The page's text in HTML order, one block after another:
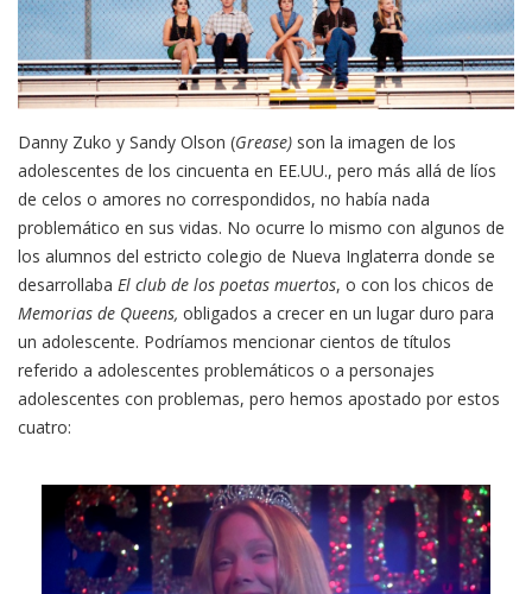
Danny Zuko y Sandy Olson (Grease) son la imagen de los
adolescentes de los cincuenta en EE.UU., pero más allá de líos
de celos o amores no correspondidos, no había nada
problemático en sus vidas. No ocurre lo mismo con algunos de
los alumnos del estricto colegio de Nueva Inglaterra donde se
desarrollaba El club de los poetas muertos, o con los chicos de
Memorias de Queens, obligados a crecer en un lugar duro para
un adolescente. Podríamos mencionar cientos de títulos
referido a adolescentes problemáticos o a personajes
adolescentes con problemas, pero hemos apostado por estos
cuatro: